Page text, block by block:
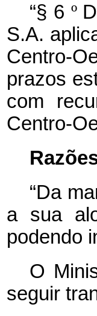
“§ 6 º
S.A.
Centro-
prazos
com
Centro-
“Da
a sua
podendo
O
seguir